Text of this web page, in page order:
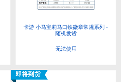
卡游 小马宝莉马口铁徽章常规系列 -
随机发货
无法使用
即将到货